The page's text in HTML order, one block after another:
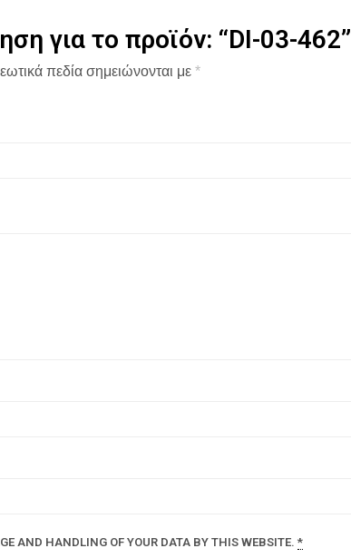
για το προϊόν: “DI-03-462”
πεδία σημειώνονται με *
AND HANDLING OF YOUR DATA BY THIS WEBSITE. *